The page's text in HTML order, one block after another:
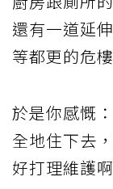
還有一道延
等都更的危樓
於是你感慨
全地住下去
好打理維護